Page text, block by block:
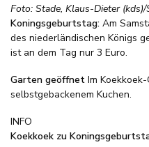
Foto: Stade, Klaus-Dieter
Koningsgeburtstag: Am
des niederländischen Königs
ist an dem Tag nur 3 Euro.
Garten geöffnet Im
selbstgebackenem Kuchen.
INFO
Koekkoek zu